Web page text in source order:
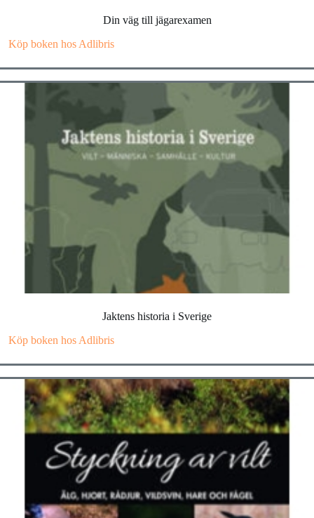
Din väg till jägarexamen
Köp boken hos Adlibris
Jaktens historia i Sverige
Köp boken hos Adlibris